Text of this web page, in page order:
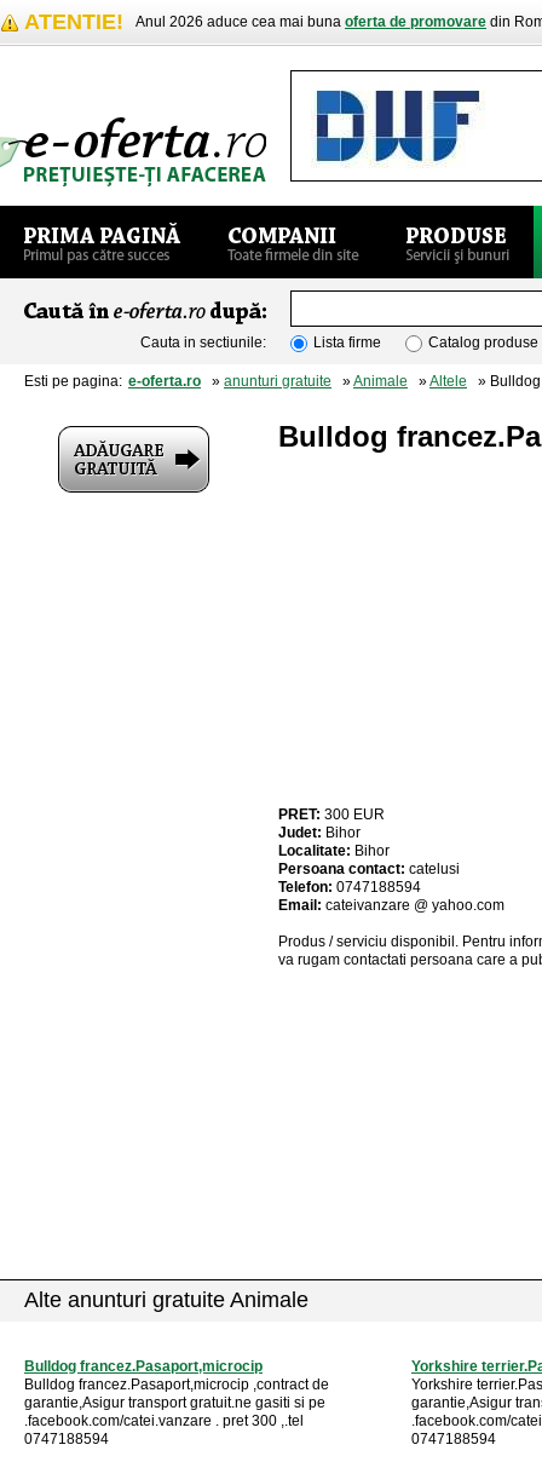
ATENTIE! Anul 2026 aduce cea mai buna oferta de promovare din
Cauta in sectiunile: Lista firme Catalog produse
Esti pe pagina: e-oferta.ro » anunturi gratuite »Animale »Altele » Bulldog
Bulldog
PRET: 300 EUR
Judet: Bihor
Localitate: Bihor
Persoana contact: catelusi
Telefon: 0747188594
Email: cateivanzare @ yahoo.com
Produs / serviciu disponibil . Pentru
va rugam contactati persoana care a
Alte anunturi gratuite Animale
Bulldog francez.Pasaport,microcip
Bulldog francez.Pasaport,microcip ,contract de
garantie,Asigur transport gratuit.ne gasiti si pe
.facebook.com/catei.vanzare . pret 300 ,.tel
0747188594
Yorkshire
Yorkshire
garantie,Asigur
.facebook.com/
0747188594